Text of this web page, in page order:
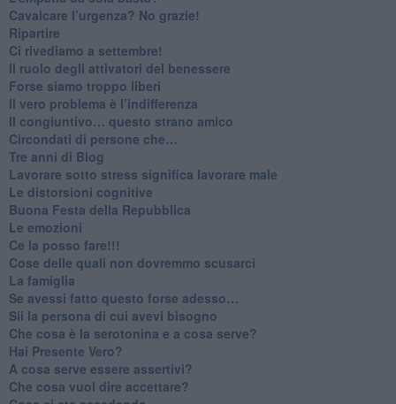
​Cavalcare l’urgenza? No grazie!
Ripartire
​Ci rivediamo a settembre!
​Il ruolo degli attivatori del benessere
​Forse siamo troppo liberi
​Il vero problema è l’indifferenza
​Il congiuntivo… questo strano amico
​Circondati di persone che…
​Tre anni di Blog
​Lavorare sotto stress significa lavorare male
​Le distorsioni cognitive
​Buona Festa della Repubblica
Le emozioni
​Ce la posso fare!!!
​Cose delle quali non dovremmo scusarci
​La famiglia
​Se avessi fatto questo forse adesso…
​Sii la persona di cui avevi bisogno
Che cosa è la serotonina e a cosa serve?
​Hai Presente Vero?
A cosa serve essere assertivi?
​Che cosa vuol dire accettare?